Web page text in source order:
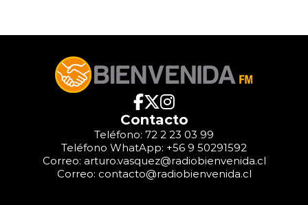
Contacto
Teléfono: 72 2 23 03 99
Teléfono WhatApp: +56 9 50291592
Correo: arturo.vasquez@radiobienvenida.cl
Correo: contacto@radiobienvenida.cl